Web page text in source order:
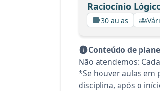
Raciocínio
30 aulas
Conteúdo de
Não atendemos:
*Se houver aulas em
disciplina, após o